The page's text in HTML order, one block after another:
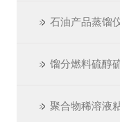
石油产品蒸馏
馏分燃料硫醇
聚合物稀溶液